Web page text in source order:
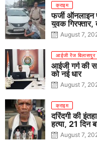
क्राइम
फर्जी ऑनलाइन
युवक गिरफ्तार,
August 7,
आईजी रेंज बिलासपुर
आईजी गर्ग की
को नई धार
August 7,
क्राइम
दरिंदगी की
हत्या, 21 दिन
August 7,